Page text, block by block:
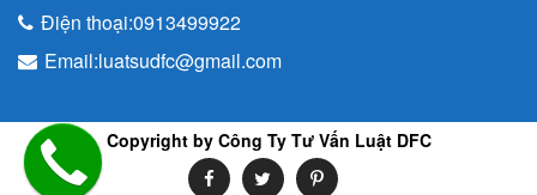
Điện thoại:0913499922
Email:luatsudfc@gmail.com
Copyright by Công Ty Tư Vấn Luật DFC